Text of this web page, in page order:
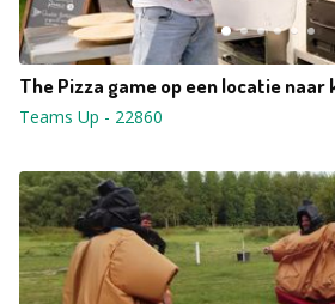
The Pizza game op een locatie naar
Teams Up - 22860